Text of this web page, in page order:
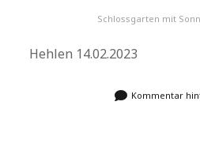
Schlossgarten mit
Hehlen 14.02.2023
Kommentar